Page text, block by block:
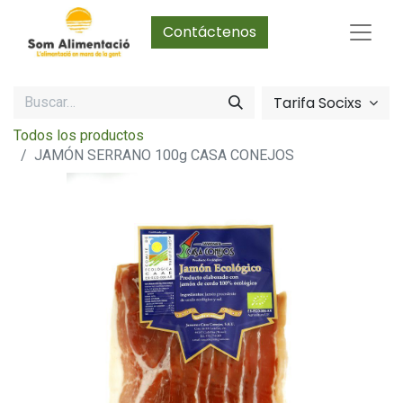
Contáctenos
Tarifa Socixs
Todos los productos
JAMÓN SERRANO 100g CASA CONEJOS